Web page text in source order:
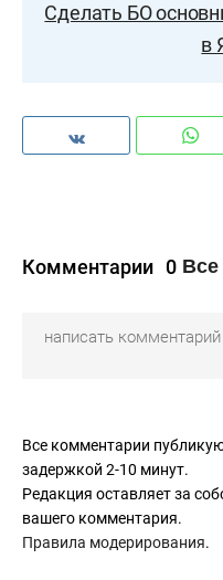
Сделать БО
в
Комментарии 0 Все
Все комментарии
задержкой 2-10 минут.
Редакция оставляет за
вашего комментария.
Правила модерирования.